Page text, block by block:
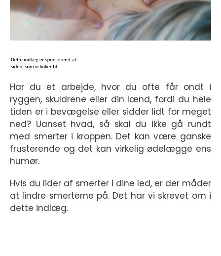
Har du et arbejde, hvor du ofte får ondt i
ryggen, skuldrene eller din lænd, fordi du hele
tiden er i bevægelse eller sidder lidt for meget
ned? Uanset hvad, så skal du ikke gå rundt
med smerter i kroppen. Det kan være ganske
frusterende og det kan virkelig ødelægge ens
humør.
Hvis du lider af smerter i dine led, er der måder
at lindre smerterne på. Det har vi skrevet om i
dette indlæg.